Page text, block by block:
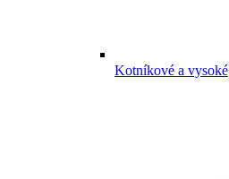
Kotníkové a vysoké